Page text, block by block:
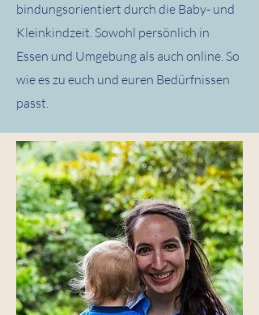
bindungsorientiert durch die Baby- und
Kleinkindzeit. Sowohl persönlich in
Essen und Umgebung als auch online. So
wie es zu euch und euren Bedürfnissen
passt.